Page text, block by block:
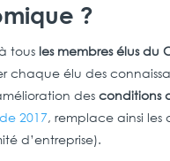
?
tous les membres élus du
chaque élu des
desconditions
2017, remplace ainsi les
d’entreprise).